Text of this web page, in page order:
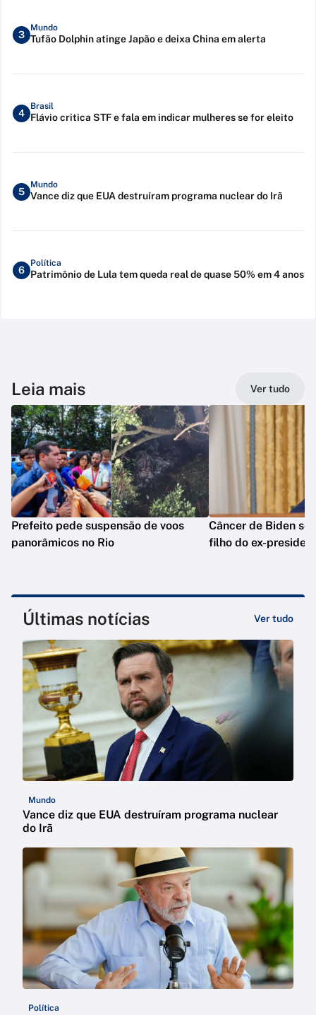
3
Mundo
Tufão Dolphin atinge Japão e deixa China em alerta
4
Brasil
Flávio critica STF e fala em indicar mulheres se for eleito
5
Mundo
Vance diz que EUA destruíram programa nuclear do Irã
6
Política
Patrimônio de Lula tem queda real de quase 50% em 4 anos
Leia mais Ver tudo
Prefeito pede suspensão de voos
panorâmicos no Rio
Câncer de Biden se
filho do ex-
Últimas notícias Ver tudo
Mundo
Vance diz que EUA destruíram programa nuclear
do Irã
Política